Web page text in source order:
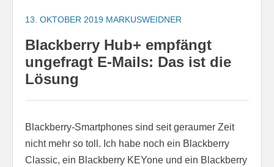
13. OKTOBER 2019 MARKUSWEIDNER
Blackberry Hub+ empfängt
ungefragt E-Mails: Das ist die
Lösung
Blackberry-Smartphones sind seit geraumer Zeit
nicht mehr so toll. Ich habe noch ein Blackberry
Classic, ein Blackberry KEYone und ein Blackberry